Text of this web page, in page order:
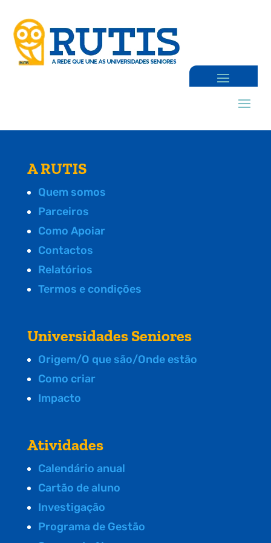
A RUTIS
Quem somos
Parceiros
Como Apoiar
Contactos
Relatórios
Termos e condições
Universidades Seniores
Origem/O que são/Onde estão
Como criar
Impacto
Atividades
Calendário anual
Cartão de aluno
Investigação
Programa de Gestão